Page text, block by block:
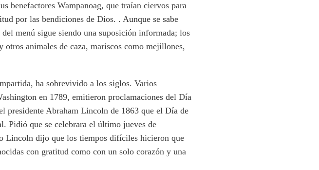
benefactores Wampanoag, que traían ciervos para
por las bendiciones de Dios. . Aunque se sabe
menú sigue siendo una suposición informada; los
otros animales de caza, mariscos como mejillones,
ha sobrevivido a los siglos. Varios
en 1789, emitieron proclamaciones del Día
presidente Abraham Lincoln de 1863 que el Día de
Pidió que se celebrara el último jueves de
Lincoln dijo que los tiempos difíciles hicieron que
con gratitud como con un solo corazón y una